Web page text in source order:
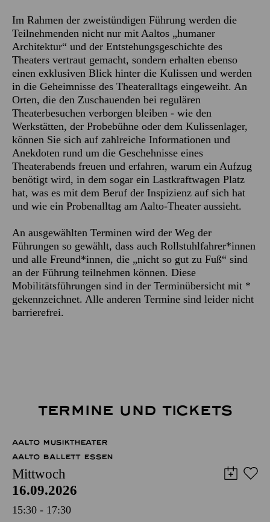
Im Rahmen der zweistündigen Führung werden die
Teilnehmenden nicht nur mit Aaltos „humaner
Architektur“ und der Entstehungsgeschichte des
Theaters vertraut gemacht, sondern erhalten ebenso
einen exklusiven Blick hinter die Kulissen und werden
in die Geheimnisse des Theateralltags eingeweiht. An
Orten, die den Zuschauenden bei regulären
Theaterbesuchen verborgen bleiben - wie den
Werkstätten, der Probebühne oder dem Kulissenlager,
können Sie sich auf zahlreiche Informationen und
Anekdoten rund um die Geschehnisse eines
Theaterabends freuen und erfahren, warum ein Aufzug
benötigt wird, in dem sogar ein Lastkraftwagen Platz
hat, was es mit dem Beruf der Inspizienz auf sich hat
und wie ein Probenalltag am Aalto-Theater aussieht.
An ausgewählten Terminen wird der Weg der
Führungen so gewählt, dass auch Rollstuhlfahrer*innen
und alle Freund*innen, die „nicht so gut zu Fuß“ sind
an der Führung teilnehmen können. Diese
Mobilitätsführungen sind in der Terminübersicht mit *
gekennzeichnet. Alle anderen Termine sind leider nicht
barrierefrei.
TERMINE UND TICKETS
AALTO MUSIKTHEATER
AALTO BALLETT ESSEN
Mittwoch
16.09.2026
15:30 - 17:30